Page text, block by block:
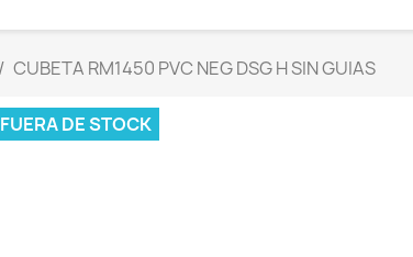
CUBETA RM1450 PVC NEG DSG H SIN GUIAS
FUERA DE STOCK